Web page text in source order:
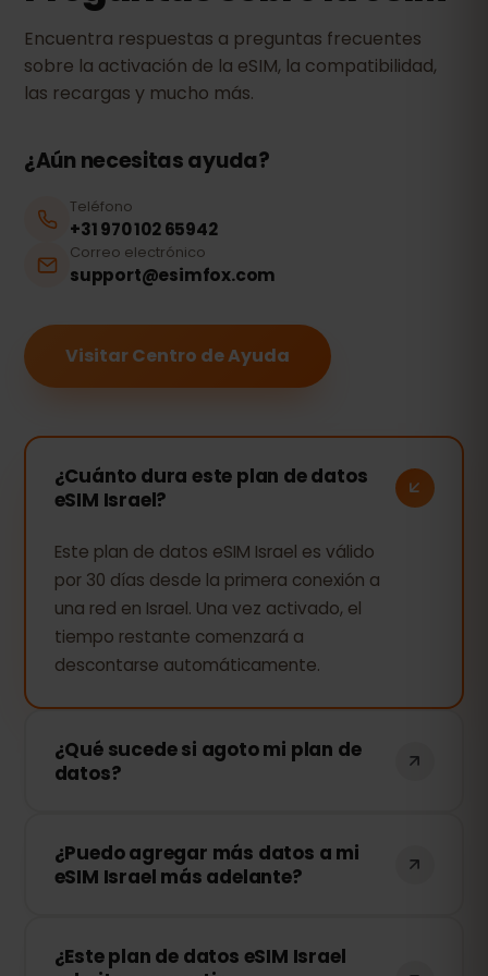
Encuentra respuestas a preguntas frecuentes
sobre la activación de la eSIM, la compatibilidad,
las recargas y mucho más.
¿Aún necesitas ayuda?
Teléfono
+31 970 102 65942
Correo electrónico
support@esimfox.com
Visitar Centro de Ayuda
¿Cuánto dura este plan de datos
eSIM Israel?
Este plan de datos eSIM Israel es válido
por 30 días desde la primera conexión a
una red en Israel. Una vez activado, el
tiempo restante comenzará a
descontarse automáticamente.
¿Qué sucede si agoto mi plan de
datos?
conexión se detendrá. Puedes recargar
tu eSIM fácilmente desde tu panel de
¿Puedo agregar más datos a mi
eSIM Israel más adelante?
cualquier momento sin necesidad de
¿Este plan de datos eSIM Israel